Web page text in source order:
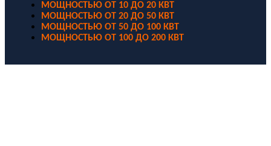
МОЩНОСТЬЮ ОТ 10 ДО 20 КВТ
МОЩНОСТЬЮ ОТ 20 ДО 50 КВТ
МОЩНОСТЬЮ ОТ 50 ДО 100 КВТ
МОЩНОСТЬЮ ОТ 100 ДО 200 КВТ